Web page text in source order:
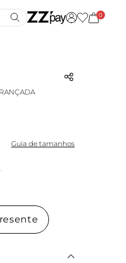
0
Guia de tamanhos